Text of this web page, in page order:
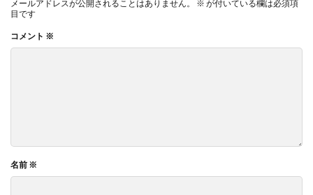
メールアドレスが公開されることはありません。 ※ が付いている欄は必須項
目です
コメント ※
名前 ※